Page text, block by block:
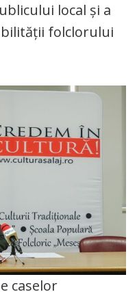
local și a
folclorului
caselor